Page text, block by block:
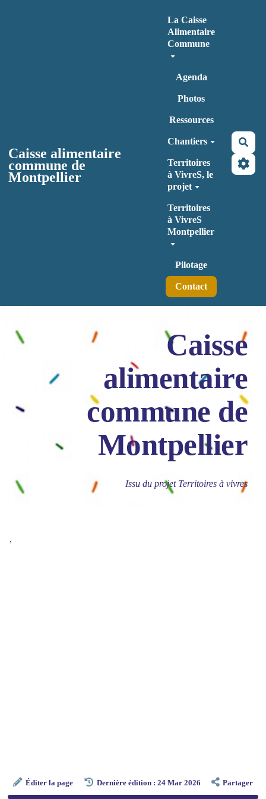
Caisse alimentaire
commune de
Montpellier
La Caisse
Alimentaire
Commune
Agenda
Photos
Ressources
Chantiers
Territoires
à VivreS, le
projet
Territoires
à VivreS
Montpellier
Pilotage
Contact
Caisse
alimentaire
commune de
Montpellier
Issu du projet Territoires à vivres
,
Éditer la page Dernière édition : 24 Mar 2026 Partager